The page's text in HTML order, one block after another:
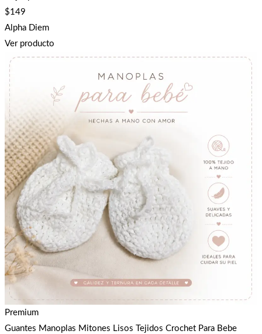
$149
Alpha Diem
Ver producto
Premium
Guantes Manoplas Mitones Lisos Tejidos Crochet Para Bebe